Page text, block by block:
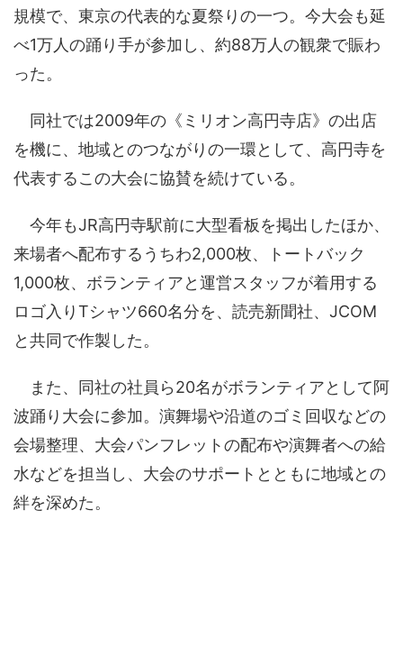
規模で、東京の代表的な夏祭りの一つ。今大会も延
べ1万人の踊り手が参加し、約88万人の観衆で賑わ
った。
同社では2009年の《ミリオン高円寺店》の出店
を機に、地域とのつながりの一環として、高円寺を
代表するこの大会に協賛を続けている。
今年もJR高円寺駅前に大型看板を掲出したほか、
来場者へ配布するうちわ2,000枚、トートバック
1,000枚、ボランティアと運営スタッフが着用する
ロゴ入りTシャツ660名分を、読売新聞社、JCOM
と共同で作製した。
また、同社の社員ら20名がボランティアとして阿
波踊り大会に参加。演舞場や沿道のゴミ回収などの
会場整理、大会パンフレットの配布や演舞者への給
水などを担当し、大会のサポートとともに地域との
絆を深めた。